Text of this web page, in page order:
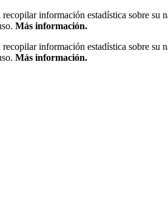
información estadística sobre
Más información.
información estadística sobre
Más información.